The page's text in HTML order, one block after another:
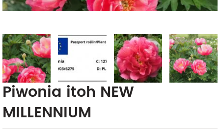
Piwonia itoh NEW
MILLENNIUM